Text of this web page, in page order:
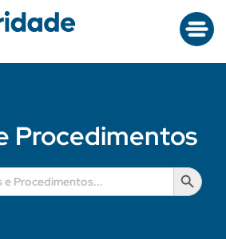
Procedimentos
Search